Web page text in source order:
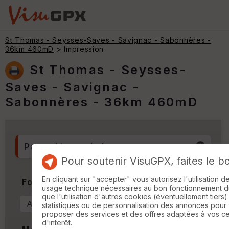
St Thomas - Seysses-Saves - Savignac - Sabonnères -
36km 460mD > Impression
St Thomas - Seysses-
Saves - Savignac -
Sabonnères - 36km 460mD
Paramètres généraux
Format & Orientation
Pour soutenir VisuGPX, faites le
En cliquant sur "accepter" vous autorisez l'utilisation
usage technique nécessaires au bon fonctionnement
que l'utilisation d'autres cookies (éventuellement
statistiques ou de personnalisation des annonces pour
proposer des services et des offres adaptées à vos
d'interêt.